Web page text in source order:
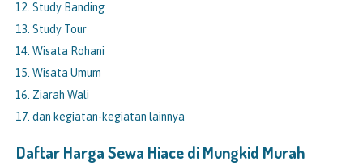
Study Banding
Study Tour
Wisata Rohani
Wisata Umum
Ziarah Wali
dan kegiatan-kegiatan lainnya
Daftar Harga Sewa Hiace diMungkid Murah